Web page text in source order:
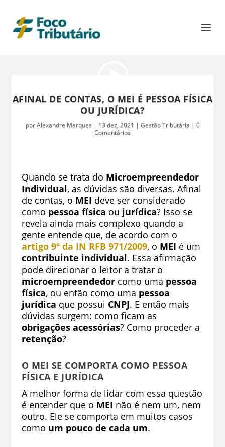
AFINAL DE CONTAS, O MEI É PESSOA FÍSICA
OU JURÍDICA?
porAlexandre Marques | 13 dez, 2021 | Gestão Tributária | 0
Comentários
Quando se trata do Microempreendedor
Individual, as dúvidas são diversas. Afinal
de contas, o MEI deve ser considerado
como pessoa física ou jurídica? Isso se
revela ainda mais complexo quando a
gente entende que, de acordo com o
artigo 9º da IN RFB 971/2009, o MEI é um
contribuinte individual. Essa afirmação
pode direcionar o leitor a tratar o
microempreendedorcomo uma pessoa
física, ou então como uma pessoa
jurídica que possui CNPJ. E então mais
dúvidas surgem: como ficam as
obrigações acessórias? Como proceder a
retenção?
O MEI SE COMPORTA COMO PESSOA
FÍSICA E JURÍDICA
A melhor forma de lidar com essa questão
é entender que o MEI não é nem um, nem
outro. Ele se comporta em muitos casos
como um pouco de cada um.